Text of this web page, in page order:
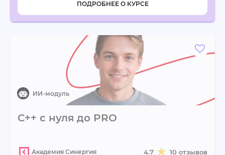
ПОДРОБНЕЕ О КУРСЕ
С++ с нуля до PRO
Академия Синергия 4.7 10 отзывов